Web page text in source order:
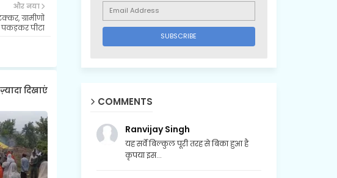
और नया
ग्रामीणों
पीटा
ज़्यादा दिखाएं
COMMENTS
Ranvijay Singh
यह सर्वे बिल्कुल पूरी तरह से बिका हुआ है
कृपया इस...